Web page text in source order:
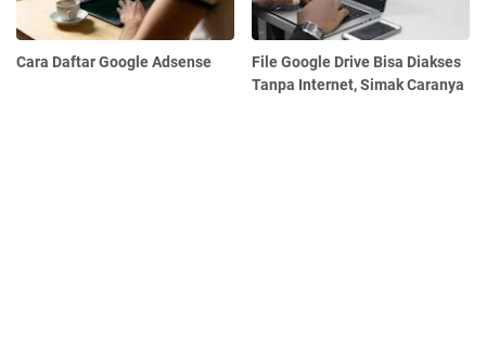
Cara Daftar Google Adsense
File Google Drive Bisa Diakses
Tanpa Internet, Simak Caranya